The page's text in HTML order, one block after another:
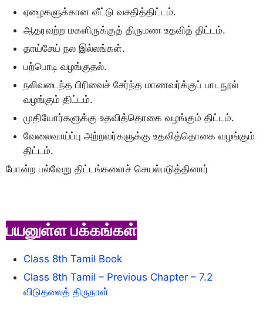
ஏழைகளுக்கான வீட்டு வசதித்திட்டம்.
ஆதரவற்ற மகளிருக்குத் திருமண உதவித் திட்டம்.
தாய்சேய் நல இல்லங்கள்.
பற்பொடி வழங்குதல்.
நலிவடைந்த பிரிவைச் சேர்ந்த மாணவர்க்குப் பாடநூல்
வழங்கும் திட்டம்.
முதியோர்களுக்கு உதவித்தொகை வழங்கும் திட்டம்.
வேலைவாய்ப்பு அற்றவர்களுக்கு உதவித்தொகை வழங்கும்
திட்டம்.
போன்ற பல்வேறு திட்டங்களைச் செயல்படுத்தினார்
பயனுள்ள பக்கங்கள்
Class 8th Tamil Book
Class 8th Tamil – Previous Chapter – 7.2
விடுதலைத் திருநாள்